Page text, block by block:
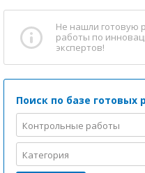
Не нашли готовую
работы по
экспертов!
Поиск по базе готовых
Контрольные работы
Категория